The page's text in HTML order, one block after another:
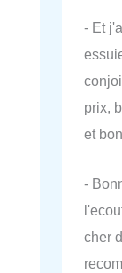
- Et
prix,
et
-
cher